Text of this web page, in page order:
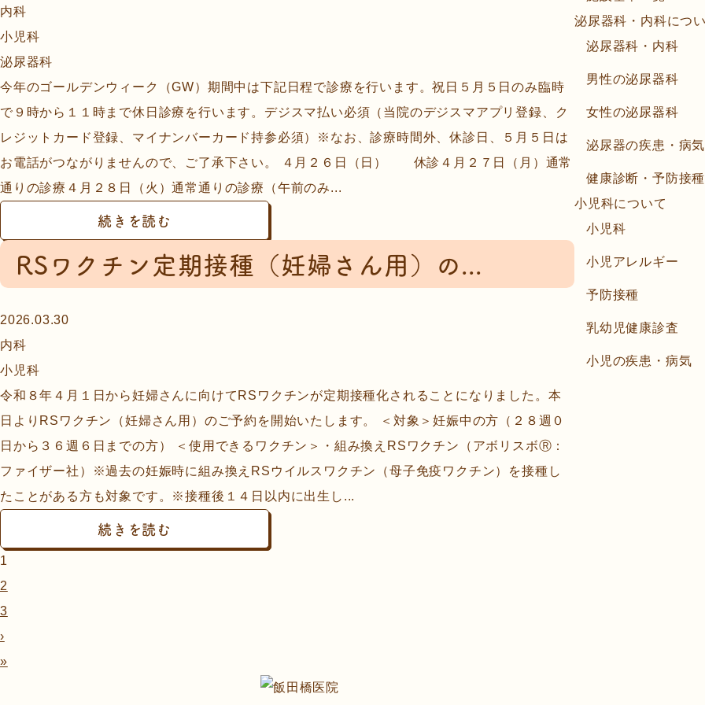
内科
小児科
泌尿器科
今年のゴールデンウィーク（GW）期間中は下記日程で診療を行います。祝日５月５日のみ臨時
で９時から１１時まで休日診療を行います。デジスマ払い必須（当院のデジスマアプリ登録、ク
レジットカード登録、マイナンバーカード持参必須）※なお、診療時間外、休診日、５月５日は
お電話がつながりませんので、ご了承下さい。 ４月２６日（日） 休診４月２７日（月）通常
通りの診療４月２８日（火）通常通りの診療（午前のみ...
続きを読む
RSワクチン定期接種（妊婦さん用）の...
2026.03.30
内科
小児科
令和８年４月１日から妊婦さんに向けてRSワクチンが定期接種化されることになりました。本
日よりRSワクチン（妊婦さん用）のご予約を開始いたします。 ＜対象＞妊娠中の方（２８週０
日から３６週６日までの方） ＜使用できるワクチン＞・組み換えRSワクチン（アボリスボⓇ：
ファイザー社）※過去の妊娠時に組み換えRSウイルスワクチン（母子免疫ワクチン）を接種し
たことがある方も対象です。※接種後１４日以内に出生し...
続きを読む
1
2
3
›
»
泌尿器科・内科につ
泌尿器科・内科
男性の泌尿器科
女性の泌尿器科
泌尿器の疾患・病気
健康診断・予防接種
小児科について
小児科
小児アレルギー
予防接種
乳幼児健康診査
小児の疾患・病気